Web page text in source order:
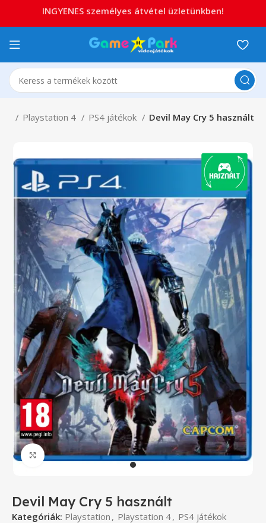
Playstation 4 PS4 játékok Devil May Cry 5 használt
Click to enlarge
Devil May Cry 5 használt
Kategóriák: Playstation , Playstation 4, PS4 játékok
INGYENES személyes átvétel üzletünkben!